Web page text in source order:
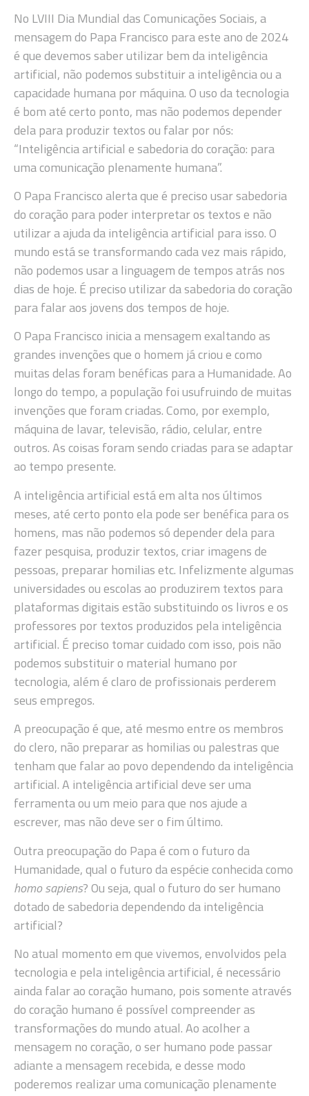
No LVIII Dia Mundial das Comunicações Sociais, a
mensagem do Papa Francisco para este ano de 2024
é que devemos saber utilizar bem da inteligência
artificial, não podemos substituir a inteligência ou a
capacidade humana por máquina. O uso da tecnologia
é bom até certo ponto, mas não podemos depender
dela para produzir textos ou falar por nós:
“Inteligência artificial e sabedoria do coração: para
uma comunicação plenamente humana”.
O Papa Francisco alerta que é preciso usar sabedoria
do coração para poder interpretar os textos e não
utilizar a ajuda da inteligência artificial para isso. O
mundo está se transformando cada vez mais rápido,
não podemos usar a linguagem de tempos atrás nos
dias de hoje. É preciso utilizar da sabedoria do coração
para falar aos jovens dos tempos de hoje.
O Papa Francisco inicia a mensagem exaltando as
grandes invenções que o homem já criou e como
muitas delas foram benéficas para a Humanidade. Ao
longo do tempo, a população foi usufruindo de muitas
invenções que foram criadas. Como, por exemplo,
máquina de lavar, televisão, rádio, celular, entre
outros. As coisas foram sendo criadas para se adaptar
ao tempo presente.
A inteligência artificial está em alta nos últimos
meses, até certo ponto ela pode ser benéfica para os
homens, mas não podemos só depender dela para
fazer pesquisa, produzir textos, criar imagens de
pessoas, preparar homilias etc. Infelizmente algumas
universidades ou escolas ao produzirem textos para
plataformas digitais estão substituindo os livros e os
professores por textos produzidos pela inteligência
artificial. É preciso tomar cuidado com isso, pois não
podemos substituir o material humano por
tecnologia, além é claro de profissionais perderem
seus empregos.
A preocupação é que, até mesmo entre os membros
do clero, não preparar as homilias ou palestras que
tenham que falar ao povo dependendo da inteligência
artificial. A inteligência artificial deve ser uma
ferramenta ou um meio para que nos ajude a
escrever, mas não deve ser o fim último.
Outra preocupação do Papa é com o futuro da
Humanidade, qual o futuro da espécie conhecida como
homo sapiens? Ou seja, qual o futuro do ser humano
dotado de sabedoria dependendo da inteligência
artificial?
No atual momento em que vivemos, envolvidos pela
tecnologia e pela inteligência artificial, é necessário
ainda falar ao coração humano, pois somente através
do coração humano é possível compreender as
transformações do mundo atual. Ao acolher a
mensagem no coração, o ser humano pode passar
adiante a mensagem recebida, e desse modo
poderemos realizar uma comunicação plenamente